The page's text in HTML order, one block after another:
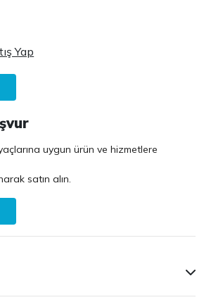
Yap
uygun ürün ve hizmetlere
satın alın.